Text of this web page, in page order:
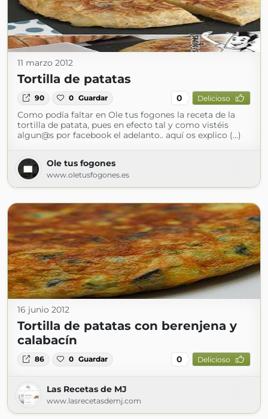
11 marzo 2012
Tortilla de patatas
90 0 Guardar 0 Delicioso
Como podía faltar en Ole tus fogones la receta de la
tortilla de patata, pues en efecto tal y como vistéis
algun@s por facebook el adelanto.. aquí os explico (...)
Ole tus fogones
www.oletusfogones.es
16 junio 2012
Tortilla de patatas con berenjena y
calabacín
86 0 Guardar 0 Delicioso
Las Recetas de MJ
www.lasrecetasdemj.com